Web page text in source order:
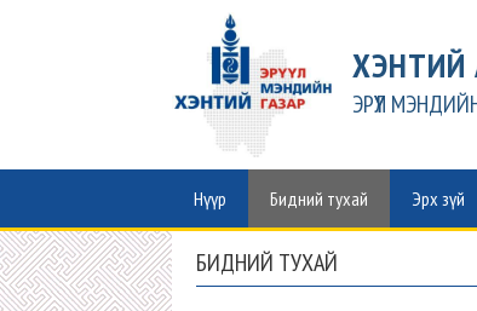
ХЭНТИЙ
ЭРҮҮЛ
Нүүр Бидний тухай Эрх зүй
БИДНИЙ ТУХАЙ